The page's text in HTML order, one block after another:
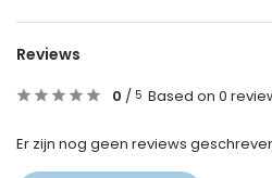
Reviews
0 / 5 Based on 0
Er zijn nog geen reviews